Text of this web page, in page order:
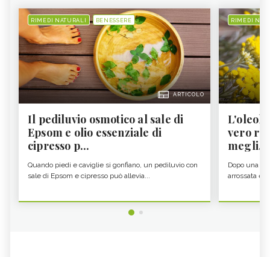
RIMEDI NATURALI BENESSERE
ARTICOLO
Il pediluvio osmotico al sale di
Epsom e olio essenziale di
cipresso p...
Quando piedi e caviglie si gonfiano, un pediluvio con
sale di Epsom e cipresso può allevia...
RIMEDI
vero re
megli...
Dopo una
arrossata e